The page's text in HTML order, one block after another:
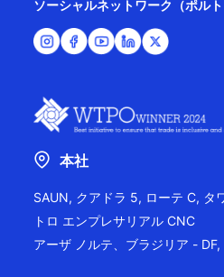
ソーシャルネットワーク（ポルト
本社
SAUN, クアドラ 5, ローテ C, タ
トロ エンプレサリアル CNC
アーザ ノルテ、ブラジリア -